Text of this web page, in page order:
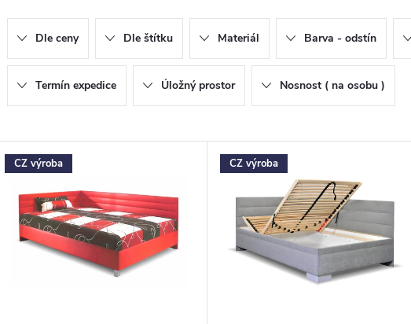
Dle ceny Dle štítku Materiál Barva - odstín
Termín expedice Úložný prostor Nosnost ( na osobu )
V CZ výroba CZ výroba